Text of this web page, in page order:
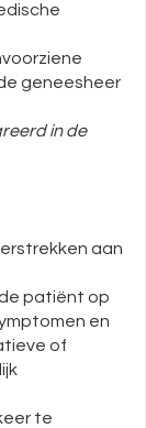
geneesheer
in de
aan
patiënt op
en
of
te